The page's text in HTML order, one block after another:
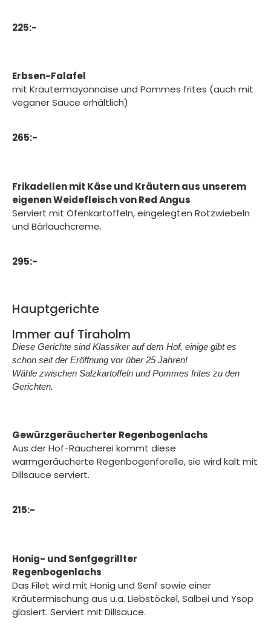
225:-
Erbsen-Falafel
mit Kräutermayonnaise und Pommes frites (auch mit
veganer Sauce erhältlich)
265:-
Frikadellen mit Käse und Kräutern aus unserem
eigenen Weidefleisch von Red Angus
Serviert mit Ofenkartoffeln, eingelegten Rotzwiebeln
und Bärlauchcreme.
295:-
Hauptgerichte
Immer auf Tiraholm
Diese Gerichte sind Klassiker auf dem Hof, einige gibt es
schon seit der Eröffnung vor über 25 Jahren!
Wähle zwischen Salzkartoffeln und Pommes frites zu den
Gerichten.
Gewürzgeräucherter Regenbogenlachs
Aus der Hof-Räucherei kommt diese
warmgeräucherte Regenbogenforelle, sie wird kalt mit
Dillsauce serviert.
215:-
Honig- und Senfgegrillter
Regenbogenlachs
Das Filet wird mit Honig und Senf sowie einer
Kräutermischung aus u.a. Liebstöckel, Salbei und Ysop
glasiert. Serviert mit Dillsauce.